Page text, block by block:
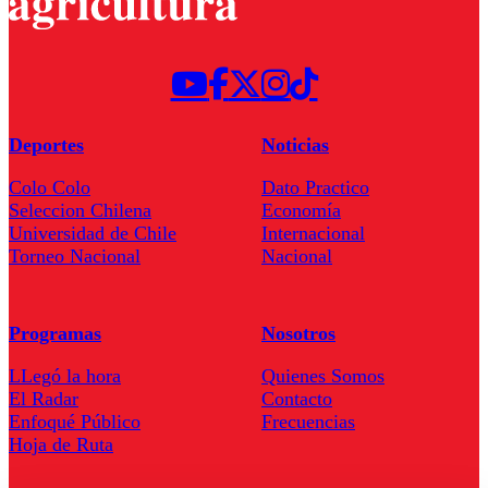
Deportes
Colo Colo
Seleccion Chilena
Universidad de Chile
Torneo Nacional
Noticias
Dato Practico
Economía
Internacional
Nacional
Programas
LLegó la hora
El Radar
Enfoqué Público
Hoja de Ruta
Nosotros
Quienes Somos
Contacto
Frecuencias